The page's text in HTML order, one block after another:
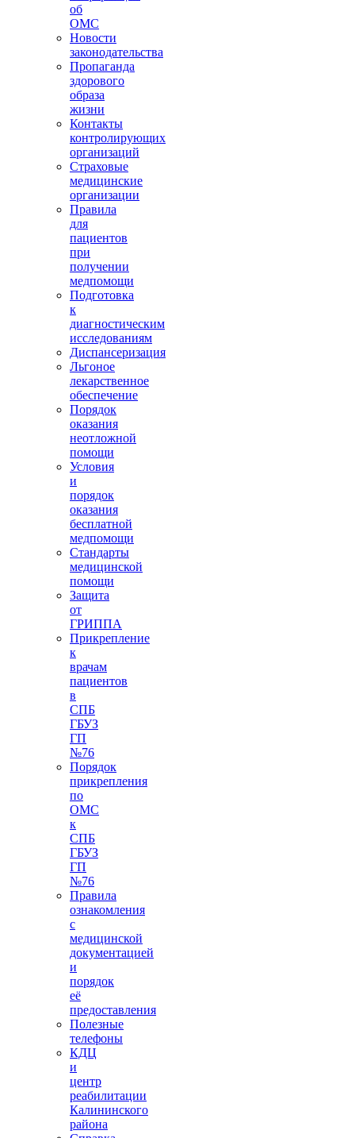
об
ОМС
Новости
законодательства
Пропаганда
здорового
образа
жизни
Контакты
контролирующих
организаций
Страховые
медицинские
организации
Правила
для
пациентов
при
получении
медпомощи
Подготовка
к
диагностическим
исследованиям
Диспансеризация
Льгоное
лекарственное
обеспечение
Порядок
оказания
неотложной
помощи
Условия
и
порядок
оказания
бесплатной
медпомощи
Стандарты
медицинской
помощи
Защита
от
ГРИППА
Прикрепление
к
врачам
пациентов
в
СПБ
ГБУЗ
ГП
№76
Порядок
прикрепления
по
ОМС
к
СПБ
ГБУЗ
ГП
№76
Правила
ознакомления
с
медицинской
документацией
и
порядок
её
предоставления
Полезные
телефоны
КДЦ
и
центр
реабилитации
Калининского
района